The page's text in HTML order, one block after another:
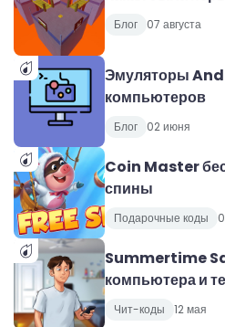
Блог 07 августа
Эмуляторы
компьютеров
Блог 02 июня
Coin Master
спины
Подарочные коды
Summertime
компьютера и
Чит-коды 12 мая